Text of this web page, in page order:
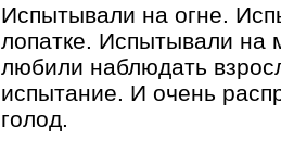
Испытывали на огне.
лопатке. Испытывали на
любили наблюдать
испытание. И очень
голод.